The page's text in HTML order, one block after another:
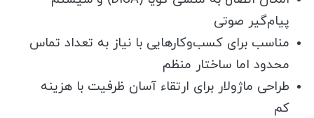
پیام‌گیر صوتی
مناسب برای کسب‌وکارهایی با نیاز به تعداد تماس
محدود اما ساختار منظم
طراحی ماژولار برای ارتقاء آسان ظرفیت با هزینه
کم